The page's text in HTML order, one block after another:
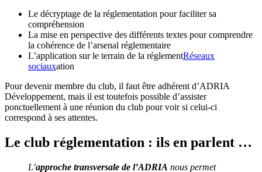
Le décryptage de la réglementation pour faciliter sa
compréhension
La mise en perspective des différents textes pour comprendre
la cohérence de l’arsenal réglementaire
L’application sur le terrain de la réglementRéseaux
sociauxation
Pour devenir membre du club, il faut être adhérent d’ADRIA
Développement, mais il est toutefois possible d’assister
ponctuellement à une réunion du club pour voir si celui-ci
correspond à ses attentes.
Le club réglementation : ils en parlent …
L’approche transversale de l’ADRIA nous permet